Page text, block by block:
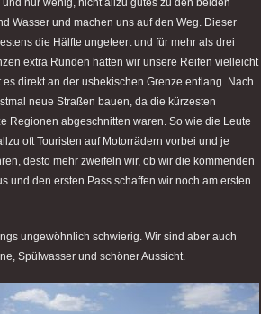
nur wenig, nicht allzu gutes zu den beiden
Wasser und machen uns auf den Weg. Dieser
die Hälfte ungeteert und für mehr als drei
extra Runden hätten wir unsere Reifen vielleicht
direkt an der usbekischen Grenze entlang. Nach
neue Straßen bauen, da die kürzesten
Regionen abgeschnitten waren. So wie die Leute
oft Touristen auf Motorrädern vorbei und je
desto mehr zweifeln wir, ob wir die kommenden
und den ersten Pass schaffen wir noch am ersten
ungewöhnlich schwierig. Wir sind aber auch
Spülwasser und schöner Aussicht.